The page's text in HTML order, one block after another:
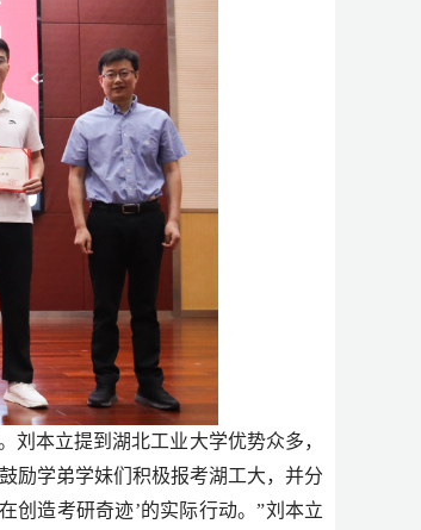
本立提到湖北工业大学优势众多，
励学弟学妹们积极报考湖工大，并分
创造考研奇迹’的实际行动。”刘本立